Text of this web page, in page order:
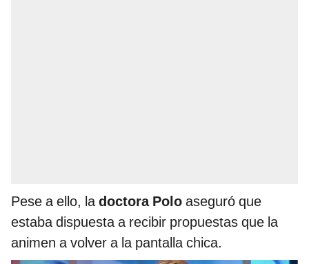
Pese a ello, ladoctora Polo aseguró que
estaba dispuesta a recibir propuestas que la
animen a volver a la pantalla chica.